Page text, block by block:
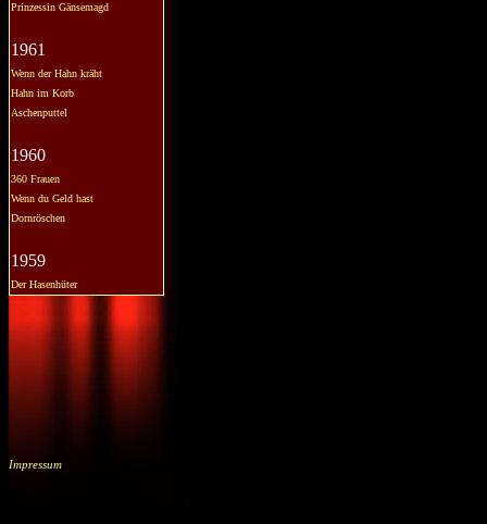
Prinzessin Gänsemagd
1961
Wenn der Hahn kräht
Hahn im Korb
Aschenputtel
1960
360 Frauen
Wenn du Geld hast
Dornröschen
1959
Der Hasenhüter
Impressum